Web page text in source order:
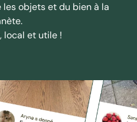
les objets et du bien à la
local et utile !